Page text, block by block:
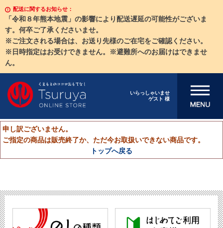
配送に関するお知らせ：
「令和８年熊本地震」の影響により配送遅延の可能性がございま
す。何卒ご了承くださいませ。
※ご注文される場合は、お送り先様のご在宅をご確認ください。
※日時指定はお受けできません。※避難所へのお届けはできませ
ん。
いらっしゃいませ
ゲスト 様
メニューを開
申し訳ございません。
ご指定の商品は販売終了か、ただ今お取扱いできない商品です。
トップへ戻る